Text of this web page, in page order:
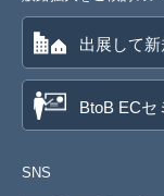
出展して
BtoB ECセ
SNS